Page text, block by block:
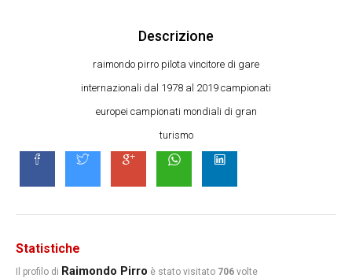
Descrizione
raimondo pirro pilota vincitore di gare
internazionali dal 1978 al 2019 campionati
europei campionati mondiali di gran
turismo
Statistiche
Il profilo di Raimondo Pirro è stato visitato 706 volte